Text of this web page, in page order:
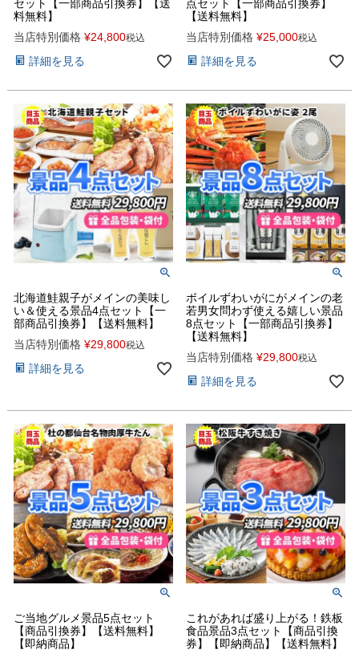
セット【一部商品引換券】【送
料無料】
当店特別価格 ¥24,800税込
詳細を見る
点セット【一部商品引換券】
【送料無料】
当店特別価格 ¥25,000税込
詳細を見る
北海道鮭親子がメインの美味し
い＆使える景品4点セット【一
部商品引換券】【送料無料】
当店特別価格 ¥29,800税込
詳細を見る
ボイルずわいがにがメインの老
若男女問わず使える嬉しい景品
8点セット【一部商品引換券】
【送料無料】
当店特別価格 ¥29,800税込
詳細を見る
ご当地グルメ景品5点セット
【商品引換券】【送料無料】
【即納商品】
これがあれば盛り上がる！鉄板
食品景品3点セット【商品引換
券】【即納商品】【送料無料】